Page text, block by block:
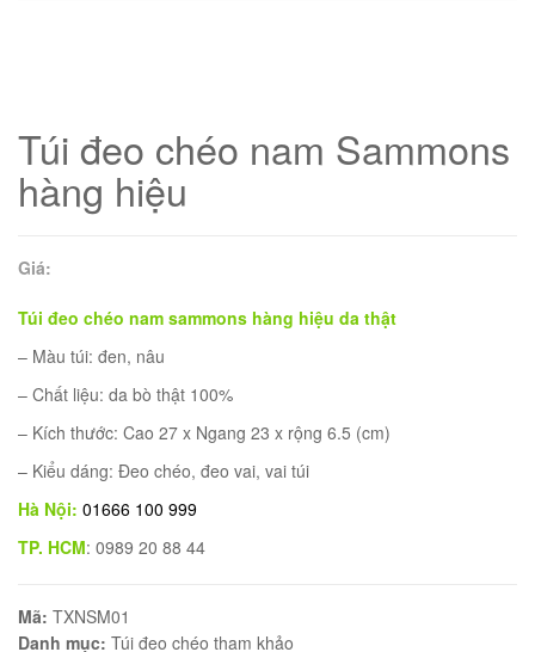
Túi đeo chéo nam Sammons
hàng hiệu
Giá:
Túi đeo chéo nam sammons hàng hiệu da thật
– Màu túi: đen, nâu
– Chất liệu: da bò thật 100%
– Kích thước: Cao 27 x Ngang 23 x rộng 6.5 (cm)
– Kiểu dáng: Đeo chéo, đeo vai, vai túi
Hà Nội: 01666 100 999
TP. HCM: 0989 20 88 44
Mã: TXNSM01
Danh mục: Túi đeo chéo tham khảo